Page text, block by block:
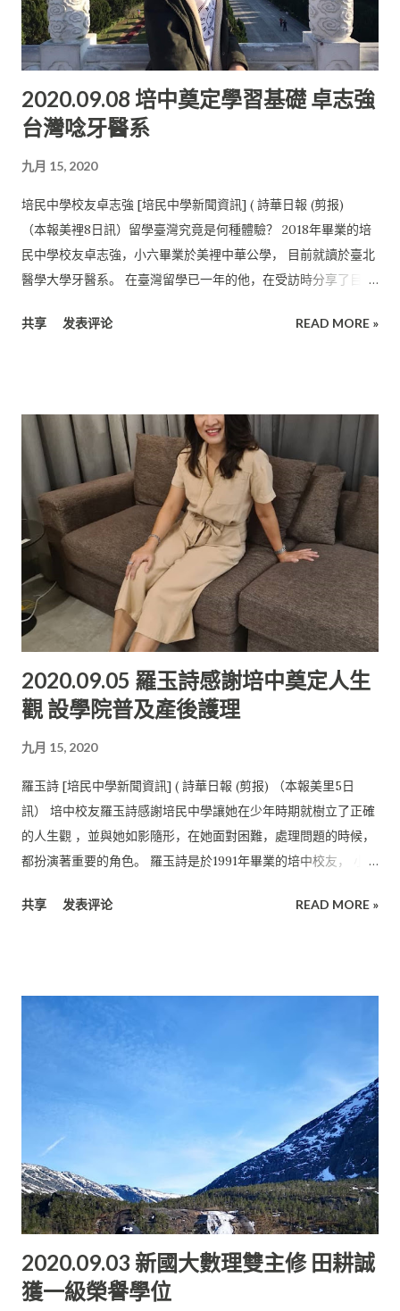
諄教誨 胡維嘉回憶起在培中6年的求學時光， 印象最深刻的是和
藹親切的老師們。培民中學除了注重三語， 也有很多社團給學生
參加。這能鍛煉學生的辦事能力， 為他們在未來升學的道路上奠
定了語言方面和管理方面一定的基礎。 培中是一所注重學業以及
課外活動的學校。對胡維嘉來說， 在培中她不只是一名學生，還
大小小的乒乓賽事。 胡維嘉感謝培中以及培中董事張仁昌分別贊
助比賽經費、練球經費， 讓她在毫無金錢顧慮的情況下去完成比
賽。 她也感謝培中的乒乓教練蔡月鳳教練的細心栽培與指導， 她
才能有今天的成就。 胡維嘉受訪時表示，她在參加比賽的同時需
要兼顧學業。 她慶幸培中的老師們以及朋友們都很耐心地指導並
她也順利進入拉曼大學就讀物流及國際船運系， 省掉了讀大學先
2020.09.08 培中奠定學習基礎 卓志強
台灣唸牙醫系
九月 15, 2020
培民中學校友卓志強 [培民中學新聞資訊] ( 詩華日報 (剪报)
（本報美裡8日訊）留學臺灣究竟是何種體驗？ 2018年畢業的培
民中學校友卓志強，小六畢業於美裡中華公學， 目前就讀於臺北
醫學大學牙醫系。 在臺灣留學已一年的他，在受訪時分享了目前
求學給他帶來很大的挑戰， 但這也塑造了他現在較為獨立的性
如何好好的管理和運用時間。” 他在受訪時這樣表示。 “我覺得培
中在我中學求學時期提高了我的抗壓性， 也把我的學習心態鍛煉
得很好，讓我在大學生活不至於那麼辛苦。” 他繼而表示。 當提
及如何善用時間時， 卓志強透露他在暑假期間找了份牙醫助理的
工作。 他認為這樣除了能夠善用假期，亦能積累自己的臨床經
驗， 以便能在未來實習或工作時派上用場。 “雖然每一天下班後
都會很累， 但同時也會覺得今天的自己比昨天的自己更進步了一
些， 因為學習到不少新的知識和技能， 調整好心態又能充滿活力
地面對另一個嶄新的一天”，他繼而表示。 他透露，或許在其他
人眼中， 牙醫這門專業輕而易舉就能賺取較高的收入， 但殊不知
他們其實也需要犧牲許多時間投入自己的工作， 甚至在閑暇時間
也需要參閱即將看診病患的病歷。 培中6年累積經驗 當回憶起中
辦活動的經驗， 也結交了許多誌同道合的朋友， 更讓他在上大學
前就知道了如何妥善地分配好時間， 這些軟技能在他看來都是未
來上大學或是出社會需具備的。 他透露，即使已畢業接近兩年，
但他仍然不會忘了和班上的同學赴考前努力的樣子，每天一起打
拼、 組團去圖書館、互相解答大家在課業上遇到的難題等回憶。
下去了，但看到大家依舊那麼努力， 自己也不敢懈怠，咬緊牙關
共享 发表评论 READ MORE »
2020.09.05 羅玉詩感謝培中奠定人生
觀 設學院普及產後護理
九月 15, 2020
羅玉詩 [培民中學新聞資訊] ( 詩華日報 (剪报) （本報美里5日
訊） 培中校友羅玉詩感謝培民中學讓她在少年時期就樹立了正確
的人生觀 ，並與她如影隨形，在她面對困難，處理問題的時候，
都扮演著重要的角色。 羅玉詩是於1991年畢業的培中校友， 小學
RMIT，Melbourne，Australia） 就讀廣告系，並於1997年畢
詩目前在吉隆坡的28 Days Academy擔任校長以及營運總監
玉詩，在廣告行業擁有20年的豐富經驗。 基於她對產後護理的興
趣和熱情，羅玉詩決定投身於這個行業。 她表示，加入國際母嬰
保健專業人士的行列， 除了是實現了自己的夢想， 她也希望通過
分享自己的知識和經驗來幫助更多的女性。 對羅玉詩來說，母校
六年的栽培， 讓她學習及體會到華人社會非常強調的禮、義、
廉、恥等文化觀念， 這在她人生的道路上奠定了一個根深蒂固的
價值觀。 羅玉詩認為重情義，懂廉恥，肯承擔， 正是大多數現代
人所缺乏的本質。 因為物質利益讓大多數人把一切事物視為理所
當然。 而經歷了獨中統考的磨煉， 造就了羅玉詩在以後的生活中
更能承擔一切挑戰的能耐。 所以她非常支持華教，也鼓勵加入華
共享 发表评论 READ MORE »
2020.09.03 新國大數理雙主修 田耕誠
獲一級榮譽學位